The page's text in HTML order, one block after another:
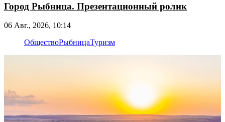
Город Рыбница. Презентационный ролик
06 Авг., 2026, 10:14
ОбществоРыбницаТуризм